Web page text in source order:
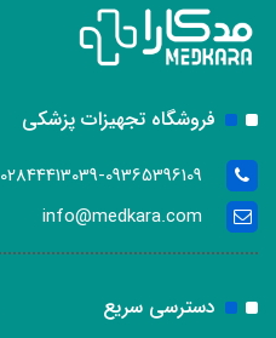
فروشگاه تجهیزات پزشکی
02844413039-09365396109- 02844413013
info@medkara.com
دسترسی سریع